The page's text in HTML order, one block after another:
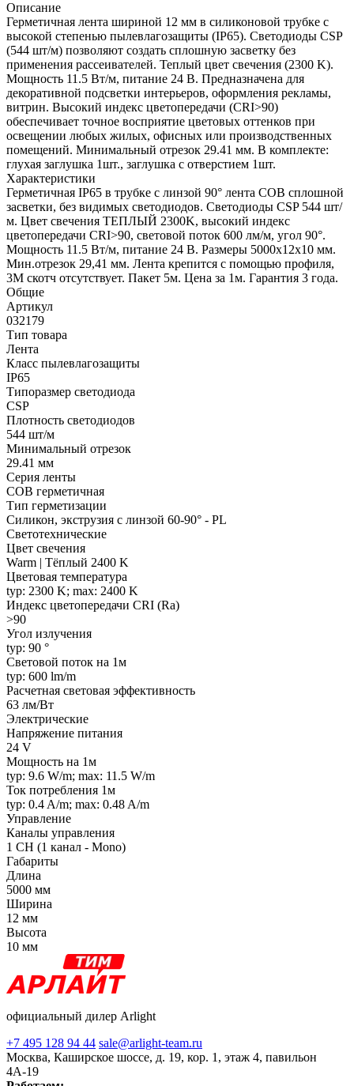
Описание
Герметичная лента шириной 12 мм в силиконовой трубке с
высокой степенью пылевлагозащиты (IP65). Светодиоды CSP
(544 шт/м) позволяют создать сплошную засветку без
применения рассеивателей. Теплый цвет свечения (2300 K).
Мощность 11.5 Вт/м, питание 24 В. Предназначена для
декоративной подсветки интерьеров, оформления рекламы,
витрин. Высокий индекс цветопередачи (CRI>90)
обеспечивает точное восприятие цветовых оттенков при
освещении любых жилых, офисных или производственных
помещений. Минимальный отрезок 29.41 мм. В комплекте:
глухая заглушка 1шт., заглушка с отверстием 1шт.
Характеристики
Герметичная IP65 в трубке с линзой 90° лента COB сплошной
засветки, без видимых светодиодов. Светодиоды CSP 544 шт/
м. Цвет свечения ТЕПЛЫЙ 2300K, высокий индекс
цветопередачи CRI>90, световой поток 600 лм/м, угол 90°.
Мощность 11.5 Вт/м, питание 24 В. Размеры 5000х12х10 мм.
Мин.отрезок 29,41 мм. Лента крепится с помощью профиля,
3М скотч отсутствует. Пакет 5м. Цена за 1м. Гарантия 3 года.
Общие
Артикул
032179
Тип товара
Лента
Класс пылевлагозащиты
IP65
Типоразмер светодиода
CSP
Плотность светодиодов
544 шт/м
Минимальный отрезок
29.41 мм
Серия ленты
COB герметичная
Тип герметизации
Силикон, экструзия с линзой 60-90° - PL
Светотехнические
Цвет свечения
Warm | Тёплый 2400 K
Цветовая температура
typ: 2300 K; max: 2400 K
Индекс цветопередачи CRI (Ra)
>90
Угол излучения
typ: 90 °
Световой поток на 1м
typ: 600 lm/m
Расчетная световая эффективность
63 лм/Вт
Электрические
Напряжение питания
24 V
Мощность на 1м
typ: 9.6 W/m; max: 11.5 W/m
Ток потребления 1м
typ: 0.4 A/m; max: 0.48 A/m
Управление
Каналы управления
1 CH (1 канал - Mono)
Габариты
Длина
5000 мм
Ширина
12 мм
Высота
10 мм
официальный дилер Arlight
+7 495 128 94 44 sale@arlight-team.ru
Москва, Каширское шоссе, д. 19, кор. 1, этаж 4, павильон
4А-19